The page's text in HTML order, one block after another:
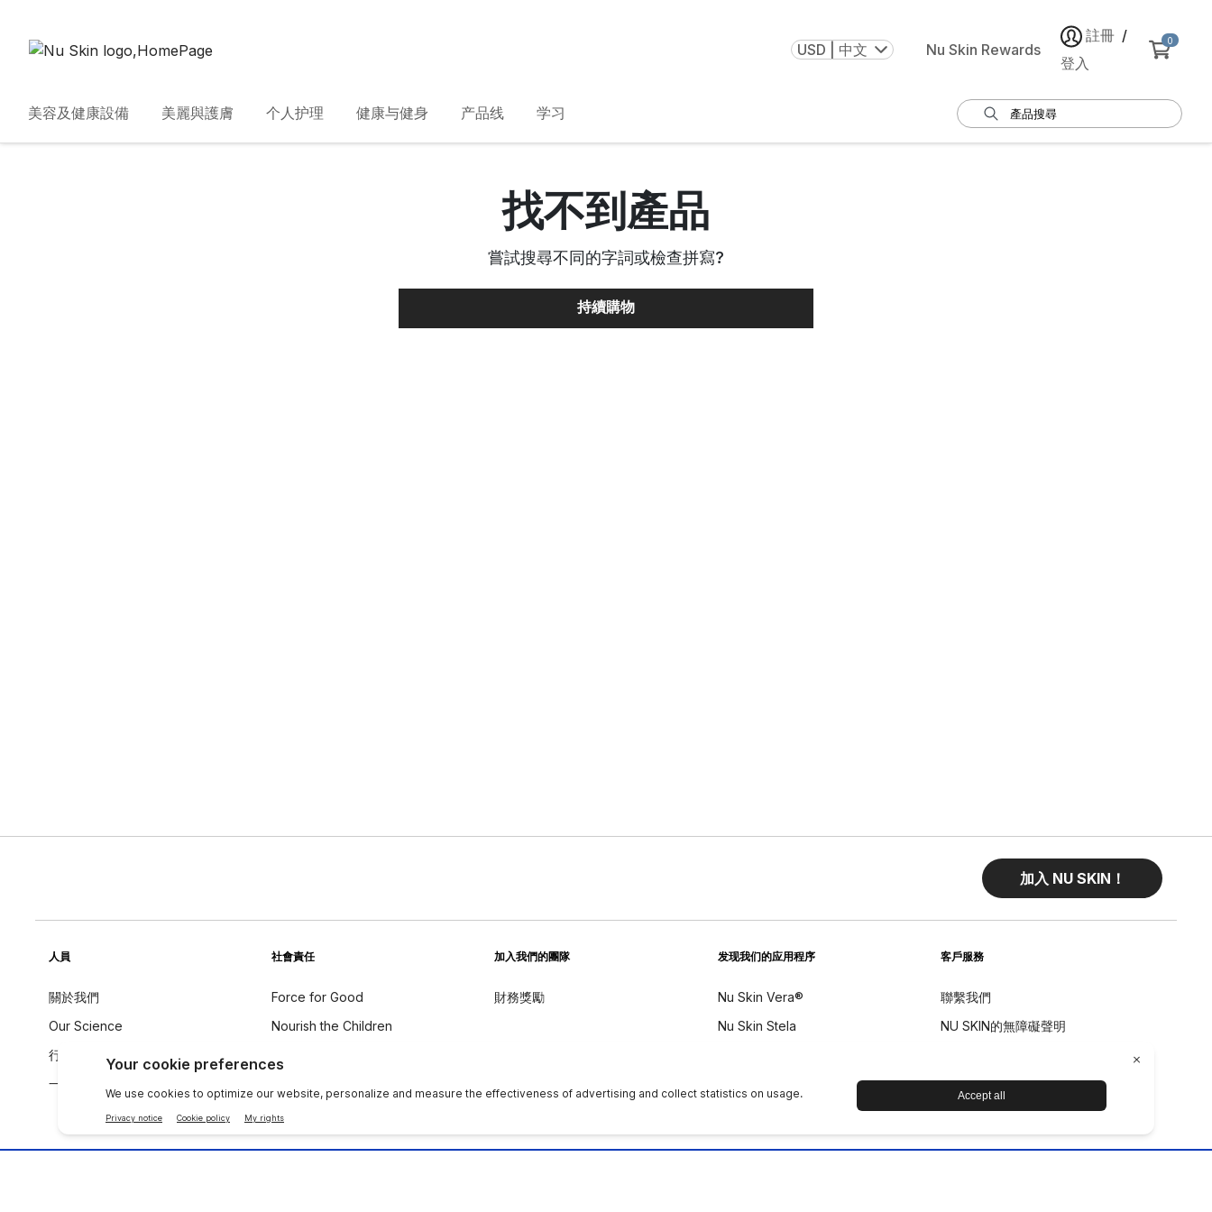
USD | 中文 Nu Skin Rewards
註冊 /
登入
0
美容及健康設備 美麗與護膚 个人护理 健康与健身 产品线 学习
找不到產品
嘗試搜尋不同的字詞或檢查拼寫?
持續購物
加入 NU SKIN！
人員
關於我們
Our Science
行為守則
一个全球声音
社會責任
Force for Good
Nourish the Children
加入我們的團隊
財務獎勵
发现我们的应用程序
Nu Skin Vera®
Nu Skin Stela
客戶服務
聯繫我們
NU SKIN的無障礙聲明
退款政策
设备保养和维护